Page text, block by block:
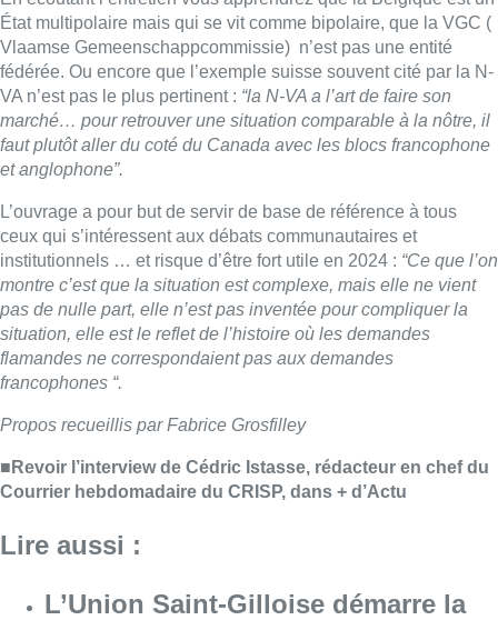
pas de nulle part, elle n’est pas inventée pour compliquer la
situation, elle est le reflet de l’histoire où les demandes
flamandes ne correspondaient pas aux demandes
francophones “.
Propos recueillis par Fabrice Grosfilley
■Revoir l’interview de Cédric Istasse, rédacteur en chef du
Lire aussi :
L’Union Saint-Gilloise démarre la
saison par un festival à Westerlo